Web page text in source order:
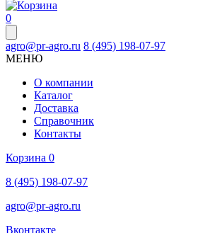
0
agro@pr-agro.ru 8 (495) 198-07-97
МЕНЮ
О компании
Каталог
Доставка
Справочник
Контакты
Корзина 0
8 (495) 198-07-97
agro@pr-agro.ru
Вконтакте